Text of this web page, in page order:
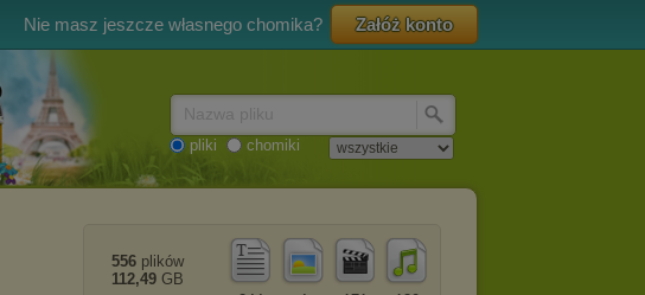
Nie masz jeszcze własnego chomika? Załóż konto
pliki chomiki
556 plików
112,49 GB